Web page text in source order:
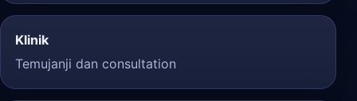
Klinik
Temujanji dan consultation